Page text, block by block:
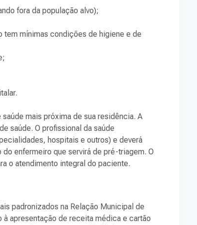
fora da população alvo);
tem mínimas condições de higiene e de
mais próxima de sua residência. A
saúde. O profissional da saúde
hospitais e outros) e deverá
enfermeiro que servirá de pré-triagem. O
o atendimento integral do paciente.
padronizados na Relação Municipal de
apresentação de receita médica e cartão